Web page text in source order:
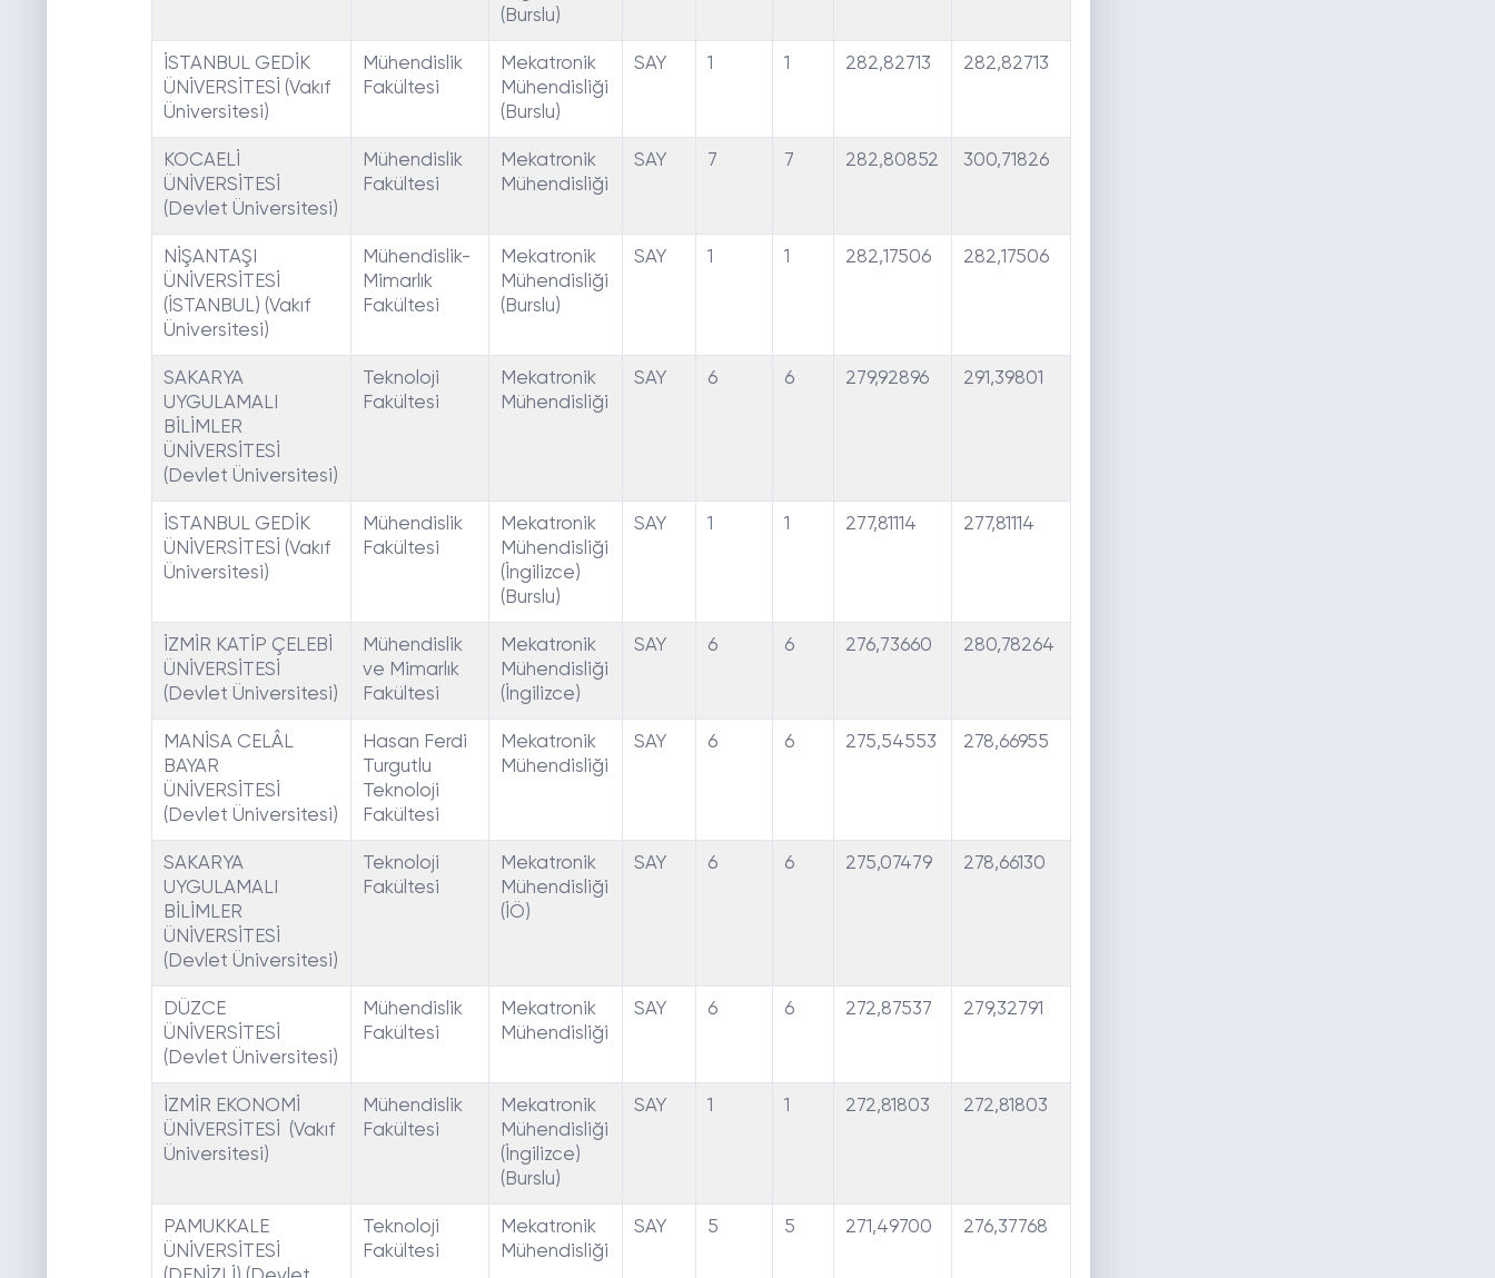
(Burslu)
İSTANBUL GEDİK
ÜNİVERSİTESİ (Vakıf
Üniversitesi)
Mühendislik
Fakültesi
Mekatronik
Mühendisliği
(Burslu)
SAY 1 1 282,82713 282,82713
KOCAELİ
ÜNİVERSİTESİ
(Devlet Üniversitesi)
Mühendislik
Fakültesi
Mekatronik
Mühendisliği
SAY 7 7 282,80852 300,71826
NİŞANTAŞI
ÜNİVERSİTESİ
(İSTANBUL) (Vakıf
Üniversitesi)
Mühendislik-
Mimarlık
Fakültesi
Mekatronik
Mühendisliği
(Burslu)
SAY 1 1 282,17506 282,17506
SAKARYA
UYGULAMALI
BİLİMLER
ÜNİVERSİTESİ
(Devlet Üniversitesi)
Teknoloji
Fakültesi
Mekatronik
Mühendisliği
SAY 6 6 279,92896 291,39801
İSTANBUL GEDİK
ÜNİVERSİTESİ (Vakıf
Üniversitesi)
Mühendislik
Fakültesi
Mekatronik
Mühendisliği
(İngilizce)
(Burslu)
SAY 1 1 277,81114 277,81114
İZMİR KATİP ÇELEBİ
ÜNİVERSİTESİ
(Devlet Üniversitesi)
Mühendislik
ve Mimarlık
Fakültesi
Mekatronik
Mühendisliği
(İngilizce)
SAY 6 6 276,73660 280,78264
MANİSA CELÂL
BAYAR
ÜNİVERSİTESİ
(Devlet Üniversitesi)
Hasan Ferdi
Turgutlu
Teknoloji
Fakültesi
Mekatronik
Mühendisliği
SAY 6 6 275,54553 278,66955
SAKARYA
UYGULAMALI
BİLİMLER
ÜNİVERSİTESİ
(Devlet Üniversitesi)
Teknoloji
Fakültesi
Mekatronik
Mühendisliği
(İÖ)
SAY 6 6 275,07479 278,66130
DÜZCE
ÜNİVERSİTESİ
(Devlet Üniversitesi)
Mühendislik
Fakültesi
Mekatronik
Mühendisliği
SAY 6 6 272,87537 279,32791
İZMİR EKONOMİ
ÜNİVERSİTESİ (Vakıf
Üniversitesi)
Mühendislik
Fakültesi
Mekatronik
Mühendisliği
(İngilizce)
(Burslu)
SAY 1 1 272,81803 272,81803
PAMUKKALE
ÜNİVERSİTESİ
Teknoloji
Fakültesi
Mekatronik
Mühendisliği
SAY 5 5 271,49700 276,37768